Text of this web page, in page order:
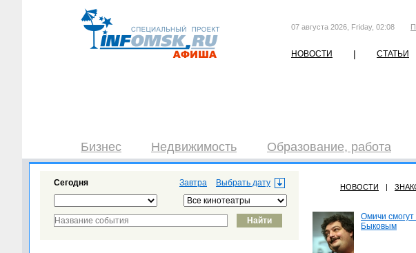
07 августа 2026, Friday, 02:08
НОВОСТИ | СТАТЬИ
Бизнес Недвижимость Образование, работа
Завтра
Сегодня НОВОСТИ |
Омичи
Быковым